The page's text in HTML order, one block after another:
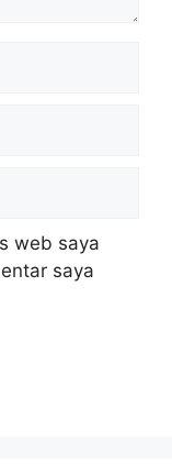
web saya
saya